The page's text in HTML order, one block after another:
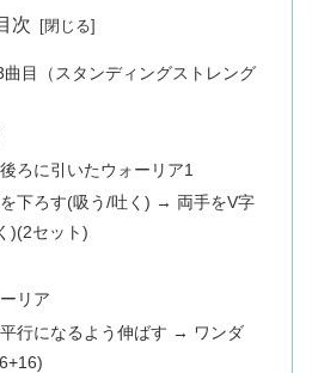
次
目（スタンディングストレング
ろに引いたウォーリア1
下ろす(吸う/吐く) → 両手をV字
)(2セット)
リア
行になるよう伸ばす → ワンダ